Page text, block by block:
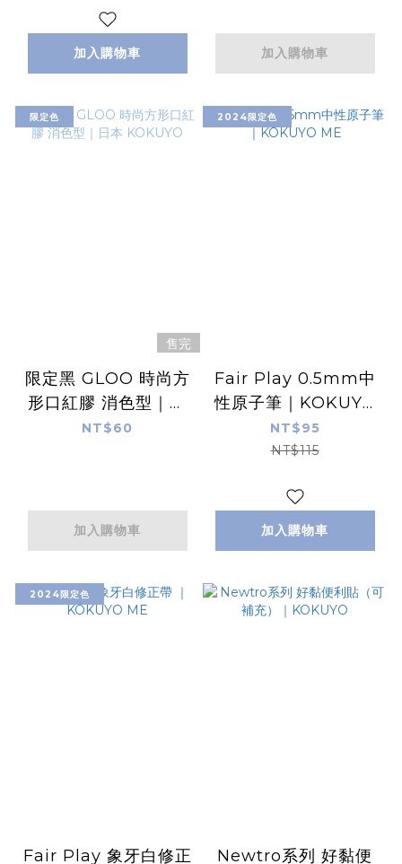
加入購物車 加入購物車
限定色
售完
限定黑 GLOO 時尚方
形口紅膠 消色型｜日
本 KOKUYO
NT$60
加入購物車
2024限定色
Fair Play 0.5mm中
性原子筆｜KOKUYO
ME
NT$95
NT$115
加入購物車
2024限定色
Fair Play 象牙白修正
Newtro系列 好黏便